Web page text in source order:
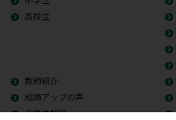
高校生
教師紹介
成績アップの声
合格体験記